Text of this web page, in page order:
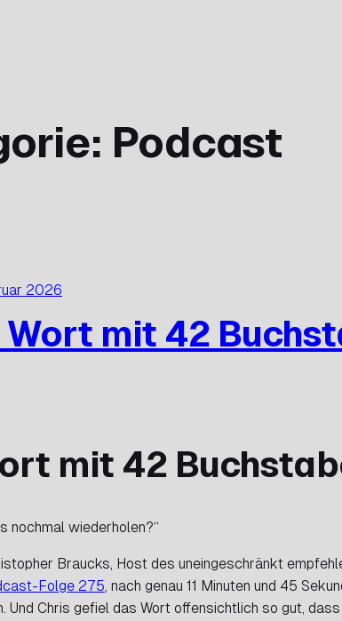
Podcast
2026
Wort mit 42
mit 42
nochmal wiederholen?“
Braucks, Host des uneingeschränkt
Folge 275, nach genau 11 Minuten und 45
Und Chris gefiel das Wort offensichtlich so gut,